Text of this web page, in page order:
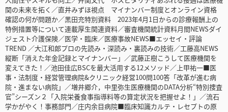
関の未来を拓く／直井みずほ視点 マイナンバー制度とオンライン資格
確認の何が問題か／黑田充特別資料 2023年4月1日からの診療報酬上の
特例措置等について連載厚生関連資料／審査機関統計資料月間NEWSダイ
ジェスト介護保険／医学・臨床／医療事故NEWS■エッセイ・評論
TREND ／大江和郎プロの先読み・深読み・裏読みの技術／工藤高NEWS
縦断「消えた年金記録とマイナンバー」／武藤正樹こうして医療機関を
変えてきた！／池田佳広BSCを最大活用する12メソッド／上甲祐一■医
事・法制度・経営管理病院&クリニック経営100問100答「改革が進む病
院・進まない病院」／増井郷介，中里弥生医療機関のDATA分析“特別捜査
官”シーズン２「入院栄養食事指導料等の算定状況を把握せよ！」／流石
学かがやく！事務部門／庄内余目病院■臨床知識カルテ・レセプトの原